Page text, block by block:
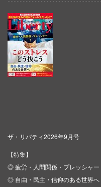
ザ・リバティ2026年9月号
【特集】
◎ 疲労・人間関係・プレッシャー
◎ 自由・民主・信仰のある世界へ